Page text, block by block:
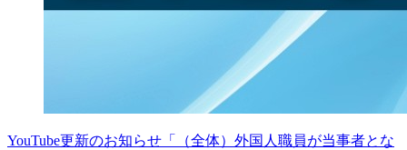
YouTube更新のお知らせ「（全体）外国人職員が当事者とな